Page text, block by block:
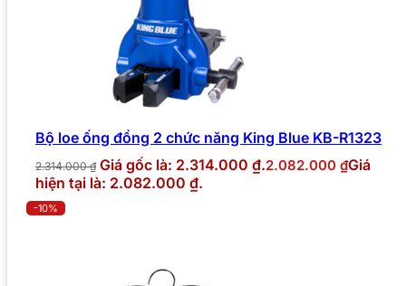
Bộ loe ống đồng 2 chức năng King Blue KB-R1323
2.314.000₫ Giá gốc là: 2.314.000 ₫.2.082.000 ₫Giá
hiện tại là: 2.082.000 ₫.
-10%